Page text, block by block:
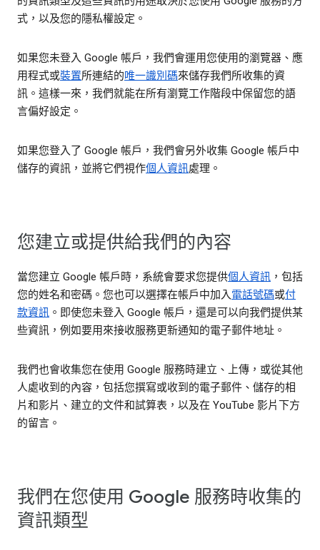
式，以及您的隱私權設定。
如果您未登入 Google 帳戶，我們會運用您使用的瀏覽器、應
用程式或裝置所連結的唯一識別碼來儲存我們所收集的資
訊。這樣一來，我們就能在所有瀏覽工作階段中保留您的語
言偏好設定。
如果您登入了 Google 帳戶，我們會另外收集 Google 帳戶中
儲存的資訊，並將它們視作個人資訊處理。
您建立或提供給我們的內容
當您建立 Google 帳戶時，系統會要求您提供個人資訊 ，包括
您的姓名和密碼。您也可以選擇在帳戶中加入電話號碼或付
款資訊 。即使您未登入 Google 帳戶，還是可以向我們提供某
些資訊，例如要用來接收服務更新通知的電子郵件地址。
我們也會收集您在使用 Google 服務時建立、上傳，或從其他
人處收到的內容，包括您撰寫或收到的電子郵件、儲存的相
片和影片、建立的文件和試算表，以及在 YouTube 影片下方
的留言。
我們在您使用 Google 服務時收集的
資訊類型